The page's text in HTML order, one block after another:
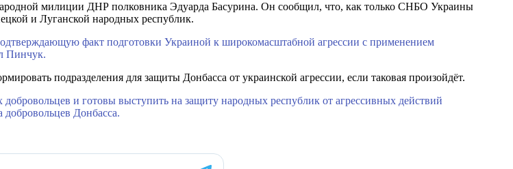
милиции ДНР полковника Эдуарда Басурина. Он сообщил, что, как только СНБО Украины
и Луганской народных республик.
факт подготовки Украиной к широкомасштабной агрессии с применением
Пинчук.
подразделения для защиты Донбасса от украинской агрессии, если таковая произойдёт.
и готовы выступить на защиту народных республик от агрессивных действий
Донбасса.